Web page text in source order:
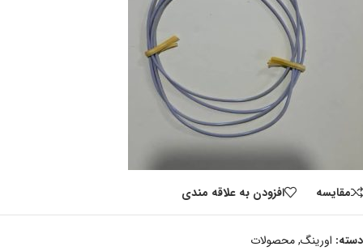
مقايسه افزودن به علاقه مندی
دسته: اورینگ,محصولات